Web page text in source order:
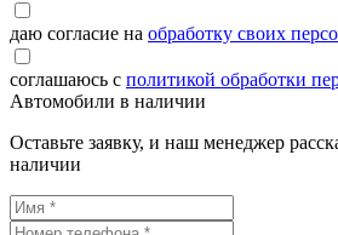
даю согласие на обработку своих
соглашаюсь с политикой обработки
Автомобили в наличии
Оставьте заявку, и наш менеджер
наличии